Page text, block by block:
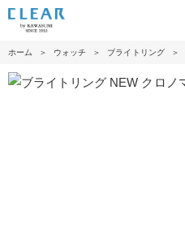
ホーム ＞ ウォッチ ＞ ブライトリング ＞